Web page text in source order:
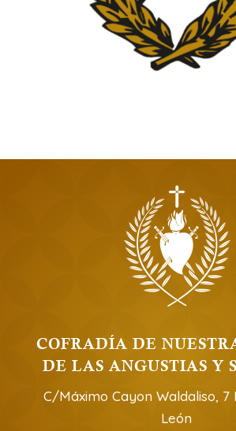
COFRADÍA DE
DE LAS ANGUSTIAS Y
C/Máximo Cayon Waldaliso, 7
León